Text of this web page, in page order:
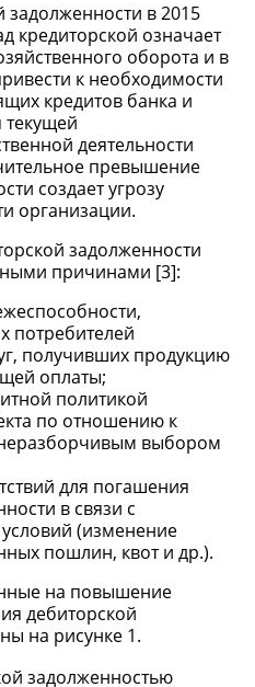
задолженности в 2015
кредиторской означает
оборота и в
к необходимости
кредитов банка и
деятельности
превышение
создает угрозу
организации.
задолженности
причинами [3]:
потребителей
получивших продукцию
оплаты;
политикой
по отношению к
выбором
для погашения
в связи с
(изменение
пошлин, квот и др.).
на повышение
дебиторской
на рисунке 1.